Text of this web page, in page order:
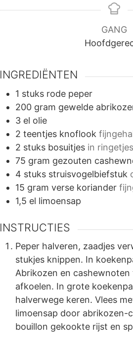
GANG
INGREDIËNTEN
1 stuks rode peper
200 gram gewelde
3 el olie
2 teentjes knoflook
2 stuks bosuitjes in ringetjes
75 gram gezouten
4 stuks struisvogelbiefstuk
15 gram verse koriander
1,5 el limoensap
INSTRUCTIES
Peper halveren, zaadjes
stukjes knippen. In
Abrikozen en cashewnoten
afkoelen. In grote
halverwege keren. Vlees
limoensap door abrikozen-
bouillon gekookte rijst en